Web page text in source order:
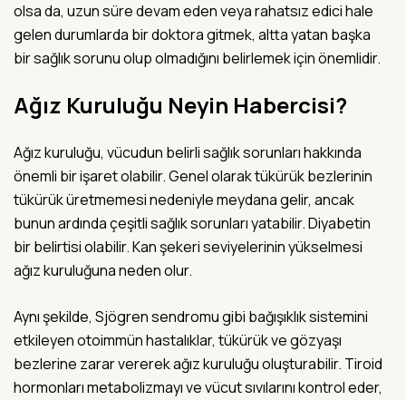
olsa da, uzun süre devam eden veya rahatsız edici hale
gelen durumlarda bir doktora gitmek, altta yatan başka
bir sağlık sorunu olup olmadığını belirlemek için önemlidir.
Ağız Kuruluğu Neyin Habercisi?
Ağız kuruluğu, vücudun belirli sağlık sorunları hakkında
önemli bir işaret olabilir. Genel olarak tükürük bezlerinin
tükürük üretmemesi nedeniyle meydana gelir, ancak
bunun ardında çeşitli sağlık sorunları yatabilir. Diyabetin
bir belirtisi olabilir. Kan şekeri seviyelerinin yükselmesi
ağız kuruluğuna neden olur.
Aynı şekilde, Sjögren sendromu gibi bağışıklık sistemini
etkileyen otoimmün hastalıklar, tükürük ve gözyaşı
bezlerine zarar vererek ağız kuruluğu oluşturabilir. Tiroid
hormonları metabolizmayı ve vücut sıvılarını kontrol eder,